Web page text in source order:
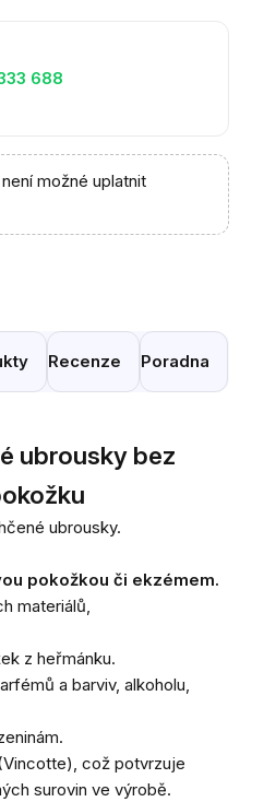
688
možné uplatnit
Recenze Poradna
ubrousky bez
ubrousky.
pokožkou či ekzémem.
materiálů,
z heřmánku.
a barviv, alkoholu,
což potvrzuje
surovin ve výrobě.